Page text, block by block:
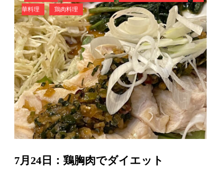
華料理
鶏肉料理
7月24日：鶏胸肉でダイエット